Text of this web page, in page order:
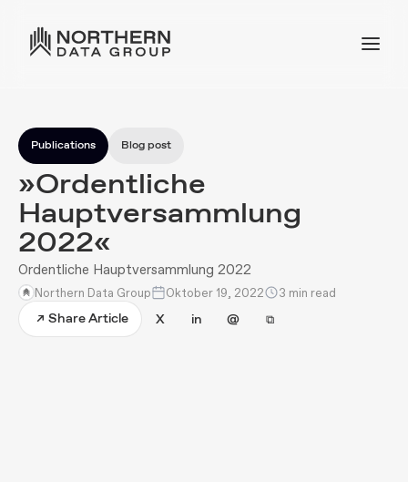
Publications Blog post
»Ordentliche
Hauptversammlung
2022«
Ordentliche Hauptversammlung 2022
Northern Data Group Oktober 19, 2022 3 min read
↗ Share Article X in @ ⧉